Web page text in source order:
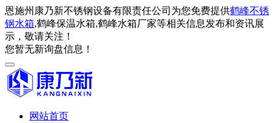
恩施州康乃新不锈钢设备有限责任公司为您免费提供鹤峰不锈
钢水箱,鹤峰保温水箱,鹤峰水箱厂家等相关信息发布和资讯展
示，敬请关注！
您暂无新询盘信息！
网站首页